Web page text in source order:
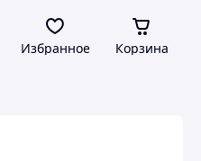
Избранное Корзина